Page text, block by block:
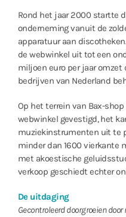
Rond het jaar 2000 startte
onderneming vanuit de
apparatuur aan
de webwinkel uit tot een
miljoen euro per jaar
bedrijven van Nederland
Op het terrein van Bax-
webwinkel gevestigd, het
muziekinstrumenten uit te
minder dan 1600 vierkante
met akoestische
verkoop geschiedt echter
De uitdaging
Gecontroleerd doorgroeien